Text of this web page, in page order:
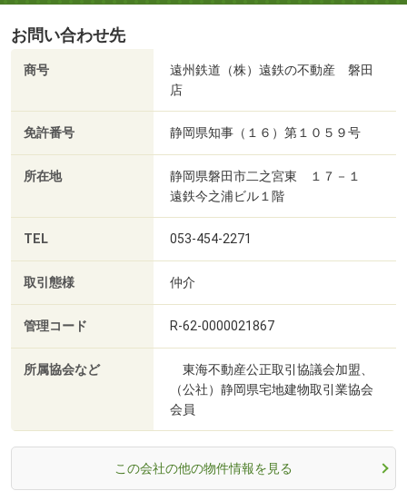
お問い合わせ先
商号
遠州鉄道（株）遠鉄の不動産 磐田
店
免許番号 静岡県知事（１６）第１０５９号
所在地
静岡県磐田市二之宮東 １７－１
遠鉄今之浦ビル１階
TEL 053-454-2271
取引態様 仲介
管理コード R-62-0000021867
所属協会など
東海不動産公正取引協議会加盟、
（公社）静岡県宅地建物取引業協会
会員
この会社の他の物件情報を見る